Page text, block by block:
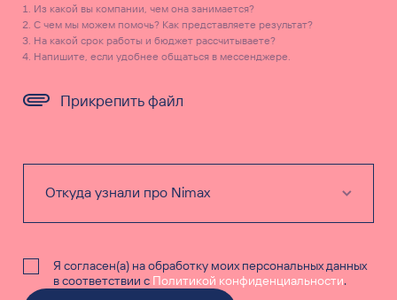
Прикрепить файл
Из какой вы компании, чем она занимается?
С чем мы можем помочь? Как представляете результат?
На какой срок работы и бюджет рассчитываете?
Напишите, если удобнее общаться в мессенджере.
Я согласен(а) на обработку моих персональных данных
в соответствии с Политикой конфиденциальности.